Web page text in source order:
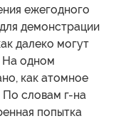
ежегодного
демонстрации
далеко могут
На одном
как атомное
словам г-на
попытка